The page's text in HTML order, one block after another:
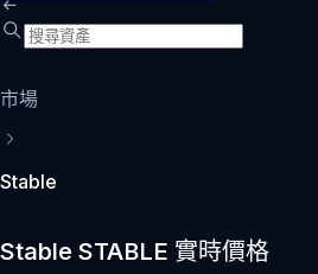
市場
Stable
Stable STABLE 實時價格